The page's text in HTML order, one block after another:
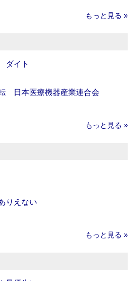
もっと見る »
ダイト
日本医療機器産業連合会
もっと見る »
りえない
もっと見る »